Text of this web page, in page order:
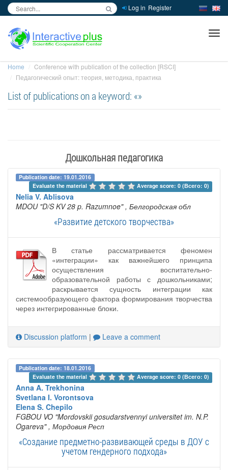
Log in Register
Home
Conference with publication of the collection [RSCI]
Педагогический опыт: теория, методика, практика
List of publications on a keyword: «»
Дошкольная педагогика
Publication date: 19.01.2016
Evaluate the material
Average score: 0 (Всего: 0)
Nelia V. Ablisova
MDOU "D/S KV 28 p. Razumnoe" , Белгородская обл
«Развитие детского творчества»
В статье рассматривается феномен
«интеграции» как важнейшего принципа
осуществления воспитательно-
образовательной работы с дошкольниками;
раскрывается сущность интеграции как
системообразующего фактора формирования творчества
через интегрированные блоки.
Discussion platform | Leave a comment
Publication date: 18.01.2016
Evaluate the material
Average score: 0 (Всего: 0)
Anna A. Trekhonina
Svetlana I. Vorontsova
Elena S. Chepilo
FGBOU VO "Mordovskii gosudarstvennyi universitet im. N.P.
Ogareva" , Мордовия Респ
«Создание предметно-развивающей среды в ДОУ с
учетом гендерного подхода»